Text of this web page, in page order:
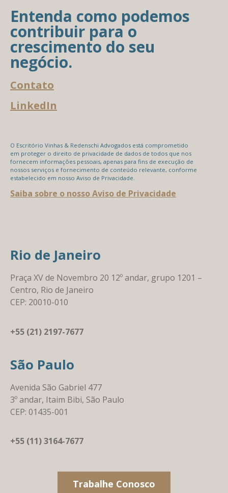
Entenda como podemos
contribuir para o
crescimento do seu
negócio.
Contato
LinkedIn
O Escritório Vinhas & Redenschi Advogados está comprometido
em proteger o direito de privacidade de dados de todos que nos
fornecem informações pessoais, apenas para fins de execução de
nossos serviços e fornecimento de conteúdo relevante, conforme
estabelecido em nosso Aviso de Privacidade.
Saiba sobre o nosso Aviso de Privacidade
Rio de Janeiro
Praça XV de Novembro 20 12º andar, grupo 1201 –
Centro, Rio de Janeiro
CEP: 20010-010
+55 (21) 2197-7677
São Paulo
Avenida São Gabriel 477
3º andar, Itaim Bibi, São Paulo
CEP: 01435-001
+55 (11) 3164-7677
Trabalhe Conosco